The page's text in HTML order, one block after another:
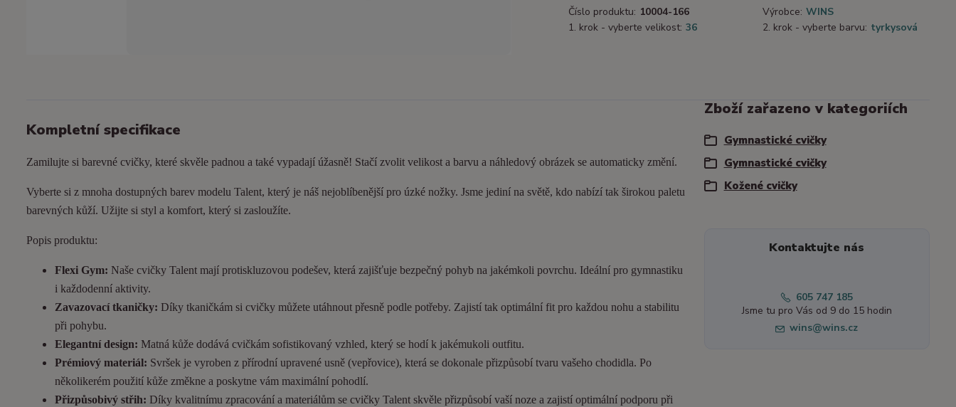
Číslo produktu: 10004-166 Výrobce: WINS
1. krok - vyberte velikost: 36 2. krok - vyberte barvu: tyrkysová
Kompletní specifikace
Zamilujte si barevné cvičky, které skvěle padnou a také vypadají úžasně! Stačí zvolit velikost a barvu a náhledový obrázek se automaticky změní.
Vyberte si z mnoha dostupných barev modelu Talent, který je náš nejoblíbenější pro úzké nožky. Jsme jediní na světě, kdo nabízí tak širokou paletu
barevných kůží. Užijte si styl a komfort, který si zasloužíte.
Popis produktu:
Flexi Gym: Naše cvičky Talent mají protiskluzovou podešev, která zajišťuje bezpečný pohyb na jakémkoli povrchu. Ideální pro gymnastiku
i každodenní aktivity.
Zavazovací tkaničky: Díky tkaničkám si cvičky můžete utáhnout přesně podle potřeby. Zajistí tak optimální fit pro každou nohu a stabilitu
při pohybu.
Elegantní design: Matná kůže dodává cvičkám sofistikovaný vzhled, který se hodí k jakémukoli outfitu.
Prémiový materiál: Svršek je vyroben z přírodní upravené usně (vepřovice), která se dokonale přizpůsobí tvaru vašeho chodidla. Po
několikerém použití kůže změkne a poskytne vám maximální pohodlí.
Přizpůsobivý střih: Díky kvalitnímu zpracování a materiálům se cvičky Talent skvěle přizpůsobí vaší noze a zajistí optimální podporu při
Zboží zařazeno v kategoriích
Gymnastické cvičky
Gymnastické cvičky
Kožené cvičky
Kontaktujte nás
605 747 185
Jsme tu pro Vás od 9 do 15 hodin
wins@wins.cz